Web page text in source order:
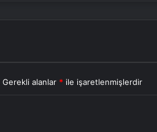
Gerekli alanlar * ile işaretlenmişlerdir